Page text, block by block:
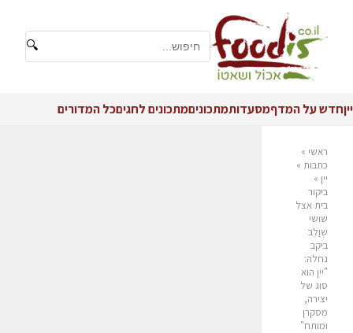
🔍
ייןחדש על המדףמסעדותמתכוניםמתכונים לחגיםכל המדורים
ראשי »
כתבות »
יין »
ביקור
בית אצל
שושי
שְׁוַֹלְבּ
ביקב
נחלה:
"יין הוא
סוג של
יצירה,
מסקרן
ומותח"